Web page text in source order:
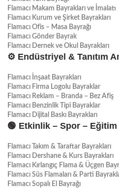
Flamacı Makam Bayrakları ve İmalatı
Flamacı Kurum ve Şirket Bayrakları
Flamacı Ofis – Masa Bayrağı
Flamacı Gönder Bayrak
Flamacı Dernek ve Okul Bayrakları
⚙️ Endüstriyel & Tanıtım
Flamacı İnşaat Bayrakları
Flamacı Firma Logolu Bayraklar
Flamacı Reklam – Branda – Bez Afiş
Flamacı Benzinlik Tipi Bayraklar
Flamacı Dijital Baskı Bayrakları
🟢 Etkinlik – Spor – Eğitim
Flamacı Takım & Taraftar Bayrakları
Flamacı Dershane & Kurs Bayrakları
Flamacı Kırlangıç Flama & Üçgen
Flamacı Süs Flamaları & Parti
Flamacı Sopalı El Bayrağı